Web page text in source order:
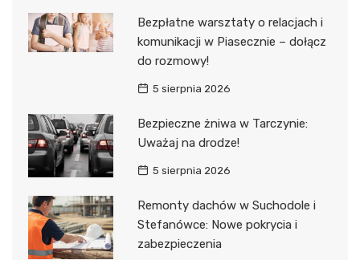
Bezpłatne warsztaty o relacjach i
komunikacji w Piasecznie – dołącz
do rozmowy!
5 sierpnia 2026
Bezpieczne żniwa w Tarczynie:
Uważaj na drodze!
5 sierpnia 2026
Remonty dachów w Suchodole i
Stefanówce: Nowe pokrycia i
zabezpieczenia